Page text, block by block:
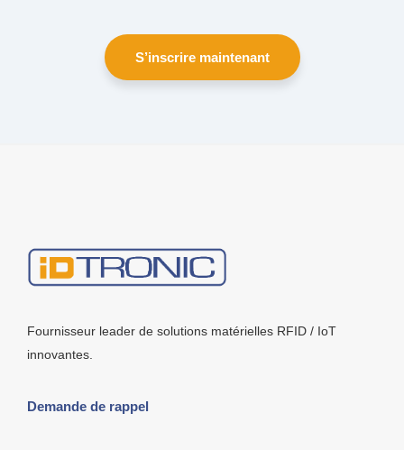
S’inscrire maintenant
Fournisseur leader de solutions matérielles RFID / IoT
innovantes.
Demande de rappel